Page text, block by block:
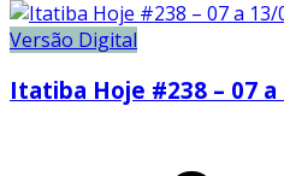
Versão Digital
Itatiba Hoje #238 – 07